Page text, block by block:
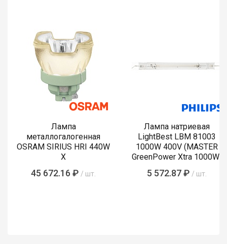
Лампа
металлогалогенная
OSRAM SIRIUS HRI 440W
X
45 672.16 ₽ / шт.
Лампа натриевая
LightBest LBM 81003
1000W 400V (MASTER
GreenPower Xtra 1000W)
5 572.87 ₽ / шт.